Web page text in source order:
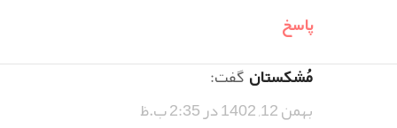
پاسخ
مُشکستانگفت:
بهمن 12, 1402 در 2:35 ب.ظ